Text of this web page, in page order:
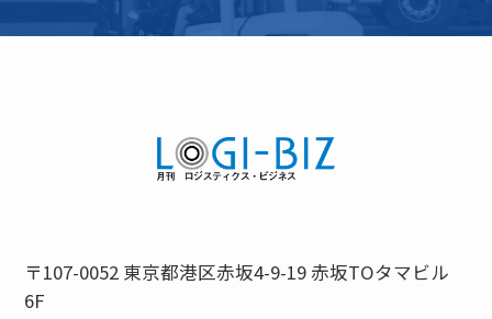
〒107-0052 東京都港区赤坂4-9-19 赤坂TOタマビル
6F